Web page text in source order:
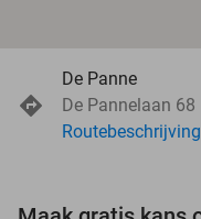
De Panne
De Pannelaan 68
Routebeschrijving